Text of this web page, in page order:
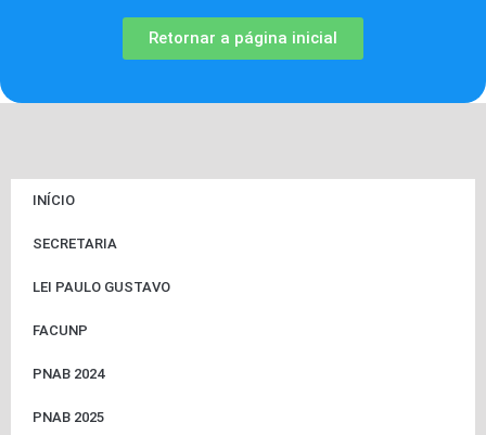
Retornar a página inicial
INÍCIO
SECRETARIA
LEI PAULO GUSTAVO
FACUNP
PNAB 2024
PNAB 2025